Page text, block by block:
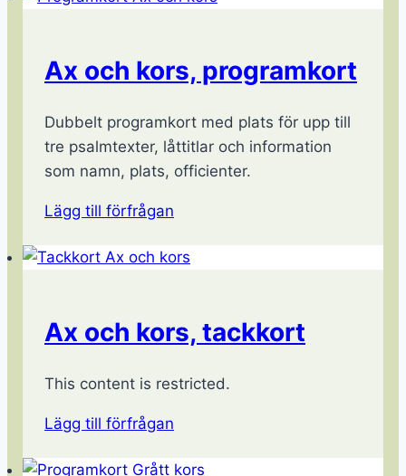
Ax och kors, programkort
Dubbelt programkort med plats för upp till
tre psalmtexter, låttitlar och information
som namn, plats, officienter.
Lägg till förfrågan
Ax och kors, tackkort
This content is restricted.
Lägg till förfrågan